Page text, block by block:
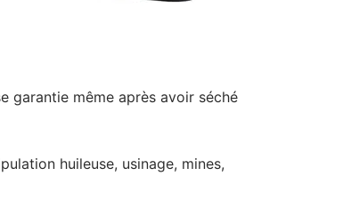
garantie même après avoir séché
huileuse, usinage, mines,